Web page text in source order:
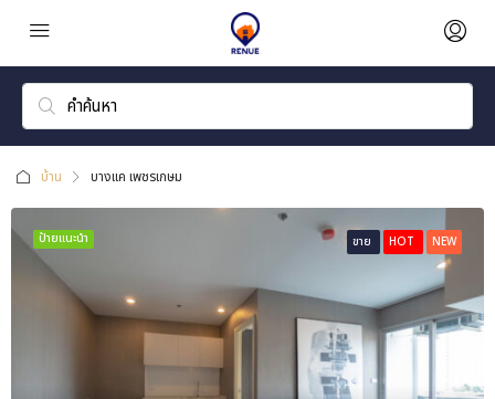
บ้าน บางแค เพชรเกษม
ป้ายแนะนำ ขาย HOT NEW